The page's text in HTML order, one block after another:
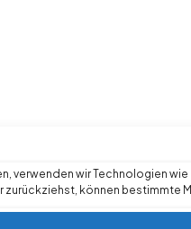
verwenden wir Technologien
können bestimmte